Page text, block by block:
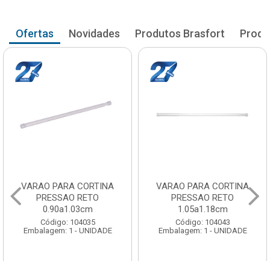
Ofertas Novidades Produtos Brasfort
VARAO PARA CORTINA
PRESSAO RETO
0.90a1.03cm
Código: 104035
Embalagem: 1 - UNIDADE
VARAO PARA CORTINA
PRESSAO RETO
1.05a1.18cm
Código: 104043
Embalagem: 1 - UNIDADE